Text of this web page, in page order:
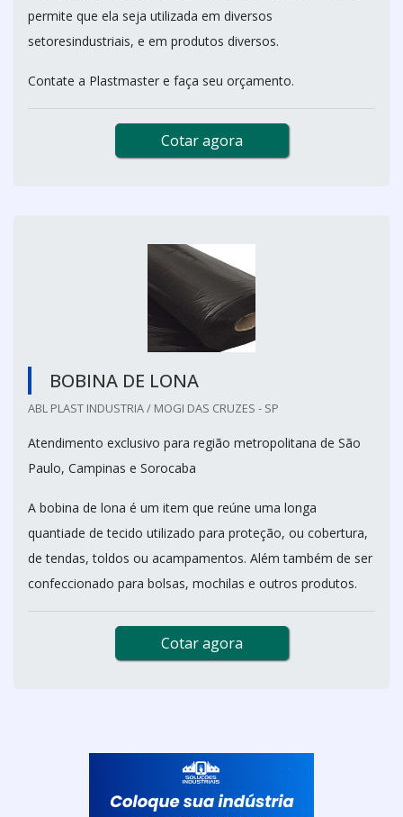
permite que ela seja utilizada em diversos
setoresindustriais, e em produtos diversos.
Contate a Plastmaster e faça seu orçamento.
Cotar agora
BOBINA DE LONA
ABL PLAST INDUSTRIA / MOGI DAS CRUZES - SP
Atendimento exclusivo para região metropolitana de São
Paulo, Campinas e Sorocaba
A bobina de lona é um item que reúne uma longa
quantiade de tecido utilizado para proteção, ou cobertura,
de tendas, toldos ou acampamentos. Além também de ser
confeccionado para bolsas, mochilas e outros produtos.
Cotar agora